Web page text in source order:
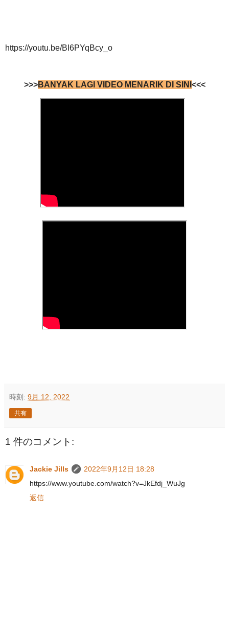
https://youtu.be/BI6PYqBcy_o
>>>BANYAK LAGI VIDEO MENARIK DI SINI <<<
時刻: 9月 12, 2022
共有
1 件のコメント:
Jackie Jills
2022年9月12日 18:28
https://www.youtube.com/watch?v=JkEfdj_WuJg
返信